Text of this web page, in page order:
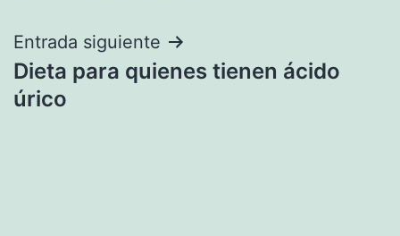
Entrada siguiente
Dieta para quienes tienen ácido
úrico